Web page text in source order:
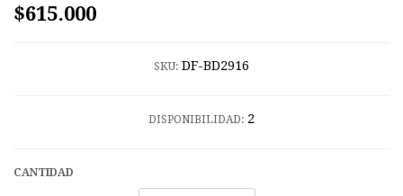
$615.000
SKU: DF-BD2916
DISPONIBILIDAD: 2
CANTIDAD